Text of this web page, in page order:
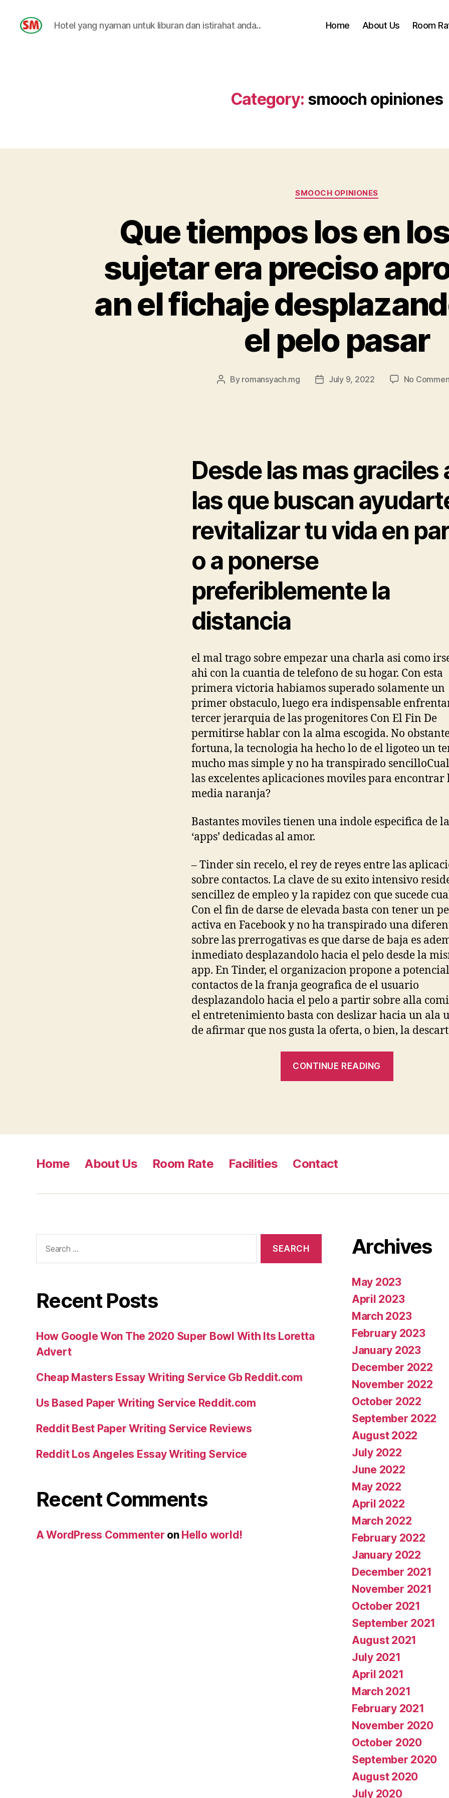
Hotel yang nyaman untuk liburan dan istirahat anda.. Home About Us Room
Category: smooch opiniones
Categories
SMOOCH OPINIONES
Que tiempos los en
sujetar era preciso
an el fichaje
el pelo pasar
Post
By romansyach.mg
PostJuly 9, 2022 No
Desde las mas graciles
las que buscan
revitalizar tu vida en
o a ponerse
preferiblemente la
distancia
el mal trago sobre empezar una charla asi­ como
ahi con la cuanti­a de telefono de su hogar. Con esta
primera victoria habiamos superado solamente un
primer obstaculo, luego era indispensable
tercer jerarquia de las progenitores Con El Fin De
permitirse hablar con la alma escogida. No
fortuna, la tecnologia ha hecho lo de el ligoteo un
mucho mas simple y no ha transpirado
las excelentes aplicaciones moviles para encontrar
media naranja?
Bastantes moviles tienen una indole especifica de
‘apps’ dedicadas al amor.
– Tinder sin recelo, el rey de reyes entre las
sobre contactos. La clave de su exito intensivo
sencillez de empleo y la rapidez con que sucede
Con el fin de darse de elevada basta con tener un
activa en Facebook y no ha transpirado una
sobre las prerrogativas es que darse de baja es
inmediato desplazandolo hacia el pelo desde la
app. En Tinder, el organizacion propone a
contactos de la franja geografica de el usuario
desplazandolo hacia el pelo a partir sobre alla
el entretenimiento basta con deslizar hacia un ala
de afirmar que nos gusta la oferta, o bien, la
CONTINUE READING
que
el
hacia
pelo
pasar”
Home About Us Room Rate Facilities Contact
for:
Recent Posts
How Google Won The 2020 Super Bowl With Its Loretta
Advert
Cheap Masters Essay Writing Service Gb Reddit.com
Us Based Paper Writing Service Reddit.com
Reddit Best Paper Writing Service Reviews
Reddit Los Angeles Essay Writing Service
Recent Comments
A WordPress Commenter on Hello world!
Archives
May 2023
April 2023
March 2023
February 2023
January 2023
December 2022
November 2022
October 2022
September 2022
August 2022
July 2022
June 2022
May 2022
April 2022
March 2022
February 2022
January 2022
December 2021
November 2021
October 2021
September 2021
August 2021
July 2021
April 2021
March 2021
February 2021
November 2020
October 2020
September 2020
August 2020
July 2020